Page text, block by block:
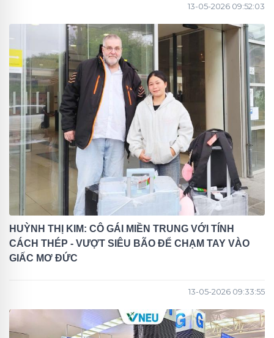
13-05-2026 09:52:03
HUỲNH THỊ KIM: CÔ GÁI MIỀN TRUNG VỚI TÍNH
CÁCH THÉP - VƯỢT SIÊU BÃO ĐỂ CHẠM TAY VÀO
GIẤC MƠ ĐỨC
13-05-2026 09:33:55